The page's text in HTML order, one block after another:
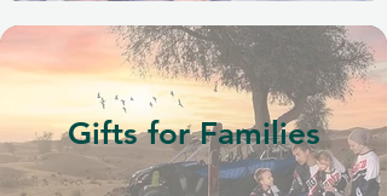
Gifts for Families